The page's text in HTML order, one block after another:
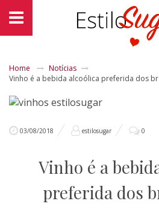
Home
Notícias
Vinho é a bebida alcoólica preferida dos
03/08/2018 estilosugar 0
Vinho é a
preferida dos